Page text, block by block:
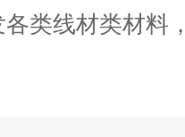
类线材类材料